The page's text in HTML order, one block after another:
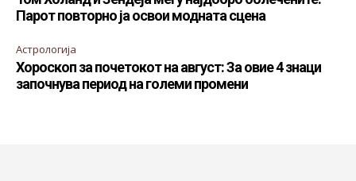
Парот повторно ја освои модната сцена
Астрологија
Хороскоп за почетокот на август: За овие 4 знаци
започнува период на големи промени